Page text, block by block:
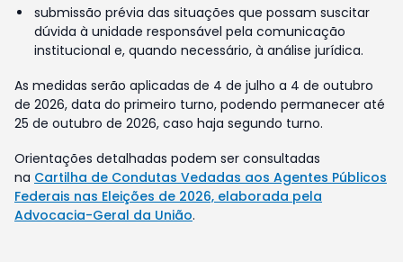
submissão prévia das situações que possam suscitar
dúvida à unidade responsável pela comunicação
institucional e, quando necessário, à análise jurídica.
As medidas serão aplicadas de 4 de julho a 4 de outubro
de 2026, data do primeiro turno, podendo permanecer até
25 de outubro de 2026, caso haja segundo turno.
Orientações detalhadas podem ser consultadas
na Cartilha de Condutas Vedadas aos Agentes Públicos
Federais nas Eleições de 2026, elaborada pela
Advocacia-Geral da União.